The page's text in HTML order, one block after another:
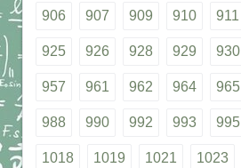
906 907 909 910 911
925 926 928 929 930
957 961 962 964 965
988 990 992 993 995
1018 1019 1021 1023